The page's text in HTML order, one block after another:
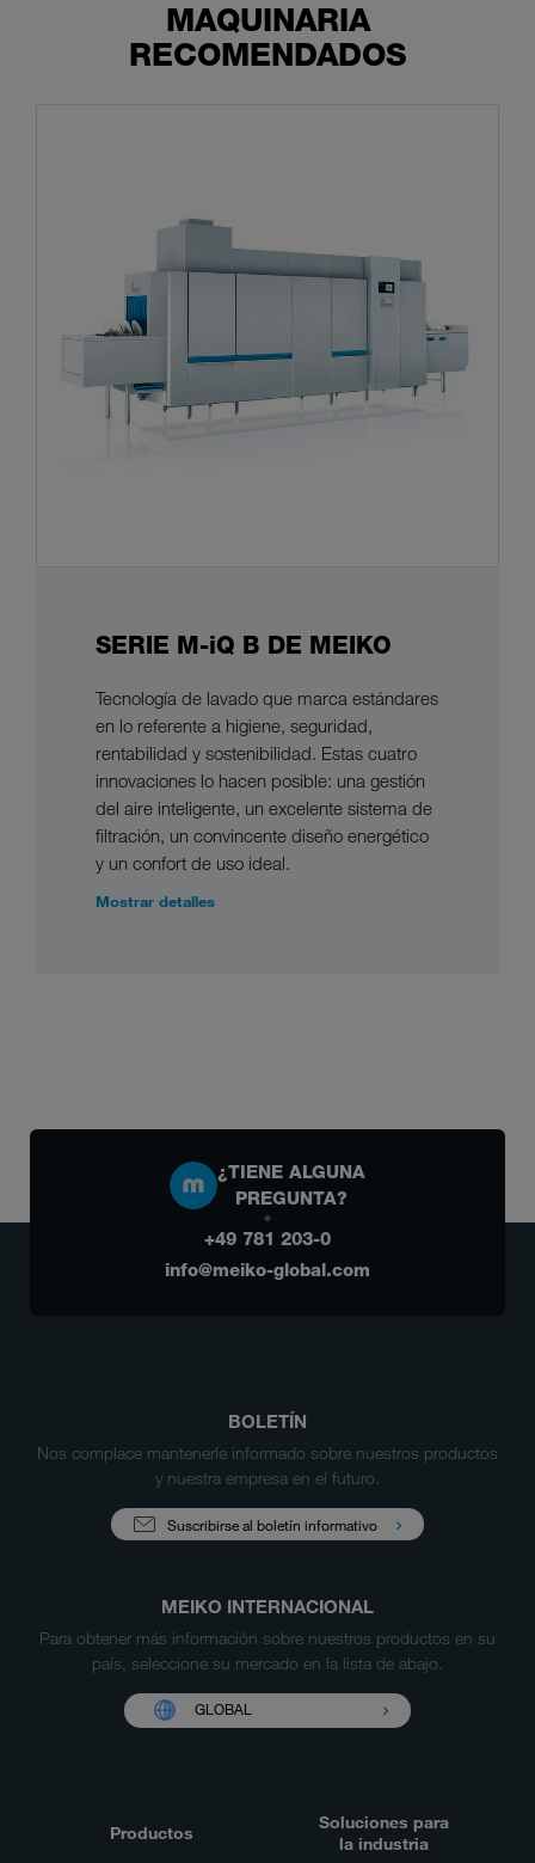
MAQUINARIA
RECOMENDADOS
SERIE M-iQ B DE MEIKO
Tecnología de lavado que marca estándares
en lo referente a higiene, seguridad,
rentabilidad y sostenibilidad. Estas cuatro
innovaciones lo hacen posible: una gestión
del aire inteligente, un excelente sistema de
filtración, un convincente diseño energético
y un confort de uso ideal.
Mostrar detalles
¿TIENE ALGUNA
PREGUNTA?
+49 781 203-0
info@meiko-global.com
BOLETÍN
Nos complace mantenerle informado sobre nuestros productos
y nuestra empresa en el futuro.
Suscribirse al boletín informativo
MEIKO INTERNACIONAL
Para obtener más información sobre nuestros productos en su
país, seleccione su mercado en la lista de abajo.
GLOBAL
Productos
Soluciones para
la industria